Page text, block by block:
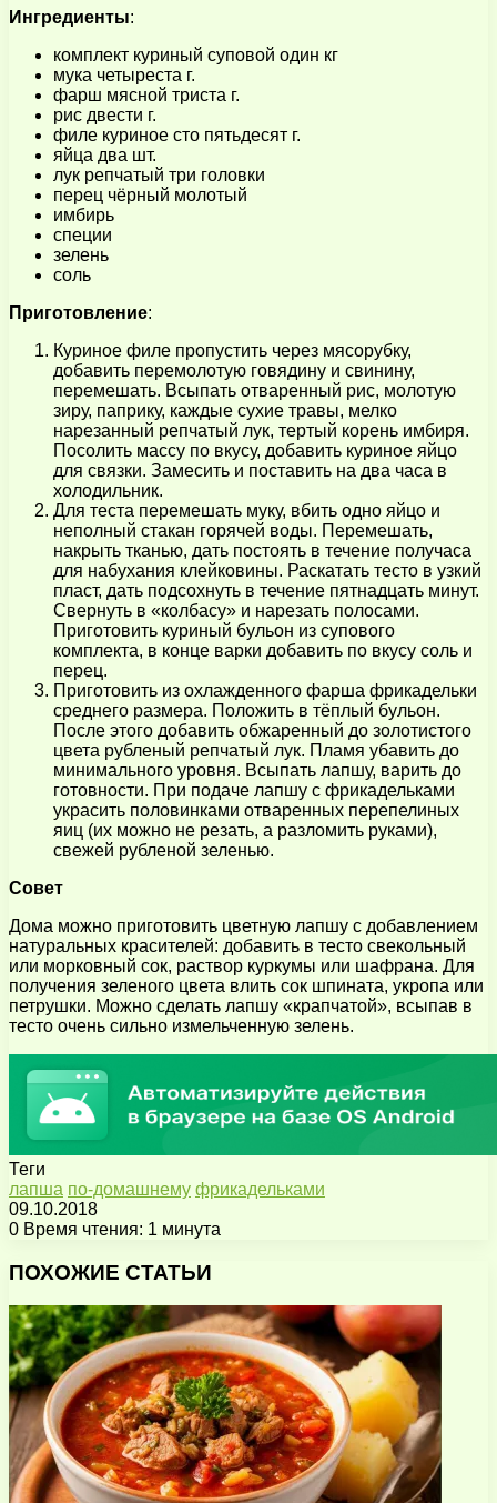
Ингредиенты:
комплект куриный суповой один кг
мука четыреста г.
фарш мясной триста г.
рис двести г.
филе куриное сто пятьдесят г.
яйца два шт.
лук репчатый три головки
перец чёрный молотый
имбирь
специи
зелень
соль
Приготовление:
Куриное филе пропустить через мясорубку,
добавить перемолотую говядину и свинину,
перемешать. Всыпать отваренный рис, молотую
зиру, паприку, каждые сухие травы, мелко
нарезанный репчатый лук, тертый корень имбиря.
Посолить массу по вкусу, добавить куриное яйцо
для связки. Замесить и поставить на два часа в
холодильник.
Для теста перемешать муку, вбить одно яйцо и
неполный стакан горячей воды. Перемешать,
накрыть тканью, дать постоять в течение получаса
для набухания клейковины. Раскатать тесто в узкий
пласт, дать подсохнуть в течение пятнадцать минут.
Свернуть в «колбасу» и нарезать полосами.
Приготовить куриный бульон из супового
комплекта, в конце варки добавить по вкусу соль и
перец.
Приготовить из охлажденного фарша фрикадельки
среднего размера. Положить в тёплый бульон.
После этого добавить обжаренный до золотистого
цвета рубленый репчатый лук. Пламя убавить до
минимального уровня. Всыпать лапшу, варить до
готовности. При подаче лапшу с фрикадельками
украсить половинками отваренных перепелиных
яиц (их можно не резать, а разломить руками),
свежей рубленой зеленью.
Совет
Дома можно приготовить цветную лапшу с добавлением
натуральных красителей: добавить в тесто свекольный
или морковный сок, раствор куркумы или шафрана. Для
получения зеленого цвета влить сок шпината, укропа или
петрушки. Можно сделать лапшу «крапчатой», всыпав в
тесто очень сильно измельченную зелень.
Теги
лапша по-домашнему фрикадельками
09.10.2018
0 Время чтения: 1 минута
через
почту
ПОХОЖИЕ СТАТЬИ